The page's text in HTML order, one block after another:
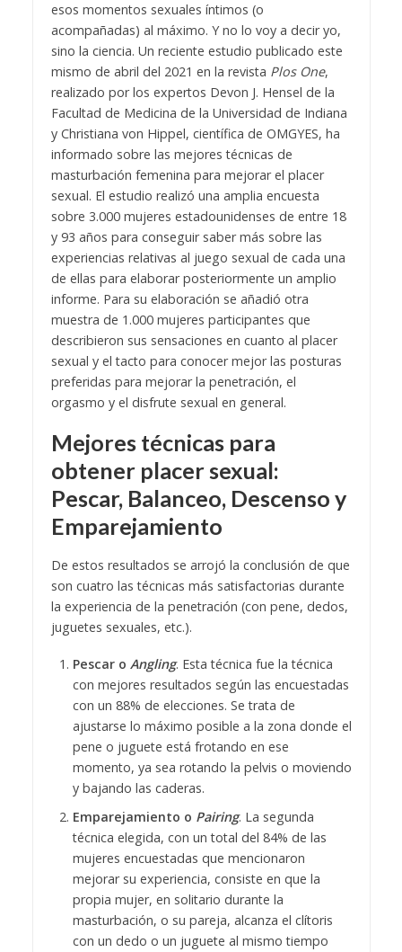
esos momentos sexuales íntimos (o
acompañadas) al máximo. Y no lo voy a decir yo,
sino la ciencia. Un reciente estudio publicado este
mismo de abril del 2021 en la revista Plos One,
realizado por los expertos Devon J. Hensel de la
Facultad de Medicina de la Universidad de Indiana
y Christiana von Hippel, científica de OMGYES, ha
informado sobre las mejores técnicas de
masturbación femenina para mejorar el placer
sexual. El estudio realizó una amplia encuesta
sobre 3.000 mujeres estadounidenses de entre 18
y 93 años para conseguir saber más sobre las
experiencias relativas al juego sexual de cada una
de ellas para elaborar posteriormente un amplio
informe. Para su elaboración se añadió otra
muestra de 1.000 mujeres participantes que
describieron sus sensaciones en cuanto al placer
sexual y el tacto para conocer mejor las posturas
preferidas para mejorar la penetración, el
orgasmo y el disfrute sexual en general.
Mejores técnicas para
obtener placer sexual:
Pescar, Balanceo, Descenso y
Emparejamiento
De estos resultados se arrojó la conclusión de que
son cuatro las técnicas más satisfactorias durante
la experiencia de la penetración (con pene, dedos,
juguetes sexuales, etc.).
Pescar o Angling. Esta técnica fue la técnica
con mejores resultados según las encuestadas
con un 88% de elecciones. Se trata de
ajustarse lo máximo posible a la zona donde el
pene o juguete está frotando en ese
momento, ya sea rotando la pelvis o moviendo
y bajando las caderas.
Emparejamiento o Pairing. La segunda
técnica elegida, con un total del 84% de las
mujeres encuestadas que mencionaron
mejorar su experiencia, consiste en que la
propia mujer, en solitario durante la
masturbación, o su pareja, alcanza el clítoris
con un dedo o un juguete al mismo tiempo